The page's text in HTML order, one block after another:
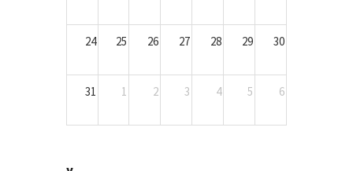
24 25 26 27 28 29 30
31 1 2 3 4 5 6